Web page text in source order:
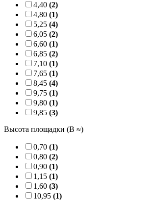
4,40 (2)
4,80 (1)
5,25 (4)
6,05 (2)
6,60 (1)
6,85 (2)
7,10 (1)
7,65 (1)
8,45 (4)
9,75 (1)
9,80 (1)
9,85 (3)
Высота площадки (B ≈)
0,70 (1)
0,80 (2)
0,90 (1)
1,15 (1)
1,60 (3)
10,95 (1)